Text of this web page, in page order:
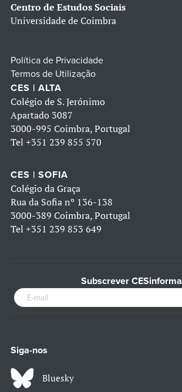
Centro de Estudos Sociais
Universidade de Coimbra
Política de Privacidade
Termos de Utilização
CES | ALTA
Colégio de S. Jerónimo
Apartado 3087
3000-995 Coimbra, Portugal
Tel +351 239 855 570
CES | SOFIA
Colégio da Graça
Rua da Sofia nº 136-138
3000-389 Coimbra, Portugal
Tel +351 239 853 649
Subscrever CESinforma
Siga-nos
Bluesky